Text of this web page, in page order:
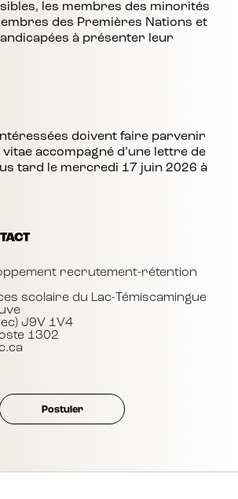
les membres des minorités
des Premières Nations et
à présenter leur
doivent faire parvenir
accompagné d’une lettre de
tard le mercredi 17 juin 2026 à
recrutement-rétention
scolaire du Lac-Témiscamingue
J9V 1V4
1302
Postuler